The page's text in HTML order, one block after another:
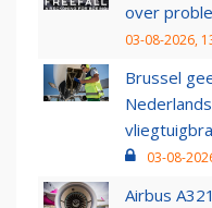
over
03-08-2026,
Brussel
03-08-
Airbus